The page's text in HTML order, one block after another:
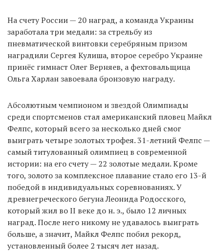
На счету России — 20 наград, а команда Украины
заработала три медали: за стрельбу из
пневматической винтовки серебряным призом
наградили Сергея Кулиша, второе серебро Украине
принёс гимнаст Олег Верняев, а фехтовальщица
Ольга Харлан завоевала бронзовую награду.
Абсолютным чемпионом и звездой Олимпиады
среди спортсменов стал американский пловец Майкл
Фелпс, который всего за несколько дней смог
выиграть четыре золотых трофея. 31-летний Фелпс —
самый титулованный олимпиец в современной
истории: на его счету — 22 золотые медали. Кроме
того, золото за комплексное плавание стало его 13-й
победой в индивидуальных соревнованиях. У
древнегреческого бегуна Леонида Родосского,
который жил во II веке до н. э., было 12 личных
наград. После него никому не удавалось выиграть
больше, а значит, Майкл Фелпс побил рекорд,
установленный более 2 тысяч лет назад.